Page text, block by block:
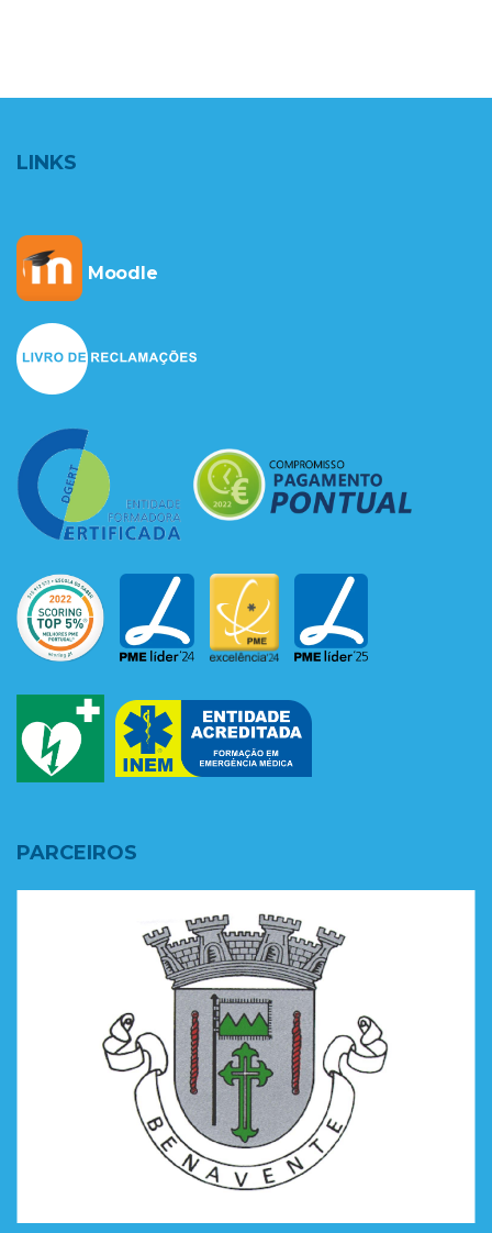
LINKS
Moodle
PARCEIROS